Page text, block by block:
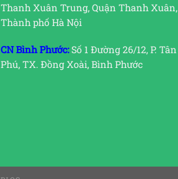
Thanh Xuân Trung, Quận Thanh Xuân,
Thành phố Hà Nội
CN Bình Phước:Số 1 Đường 26/12, P. Tân
Phú, TX. Đồng Xoài, Bình Phước